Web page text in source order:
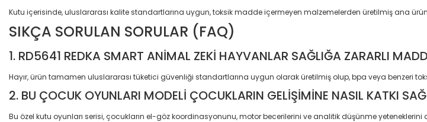
Kutu içerisinde, uluslararası kalite standartlarına uygun, toksik madde içermeyen malzemelerden üretilmiş ana
SIKÇA SORULAN SORULAR (FAQ)
1. RD5641 REDKA SMART ANİMAL ZEKİ HAYVANLAR SAĞLIĞA ZARARLI
Hayır, ürün tamamen uluslararası tüketici güvenliği standartlarına uygun olarak üretilmiş olup, bpa veya benzeri
2. BU ÇOCUK OYUNLARI MODELİ ÇOCUKLARIN GELİŞİMİNE NASIL KATKI
Bu özel kutu oyunları serisi, çocukların el-göz koordinasyonunu, motor becerilerini ve analitik düşünme yeteneklerini